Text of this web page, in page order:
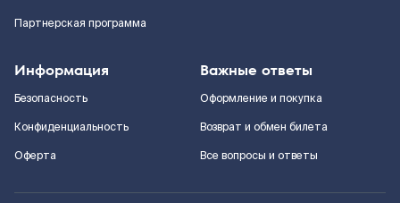
Партнерская программа
Информация
Безопасность
Конфиденциальность
Оферта
Важные ответы
Оформление и покупка
Возврат и обмен билета
Все вопросы и ответы